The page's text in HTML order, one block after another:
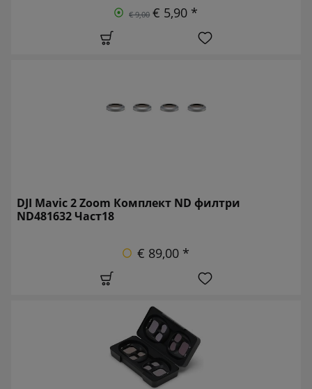
€ 9,00 € 5,90 *
DJI Mavic 2 Zoom Комплект ND филтри
ND481632 Част18
€ 89,00 *